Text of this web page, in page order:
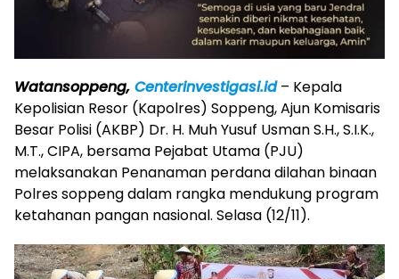
Watansoppeng, Centerinvestigasi.id– Kepala
Kepolisian Resor (Kapolres) Soppeng, Ajun Komisaris
Besar Polisi (AKBP) Dr. H. Muh Yusuf Usman S.H., S.I.K.,
M.T., CIPA, bersama Pejabat Utama (PJU)
melaksanakan Penanaman perdana dilahan binaan
Polres soppeng dalam rangka mendukung program
ketahanan pangan nasional. Selasa (12/11).